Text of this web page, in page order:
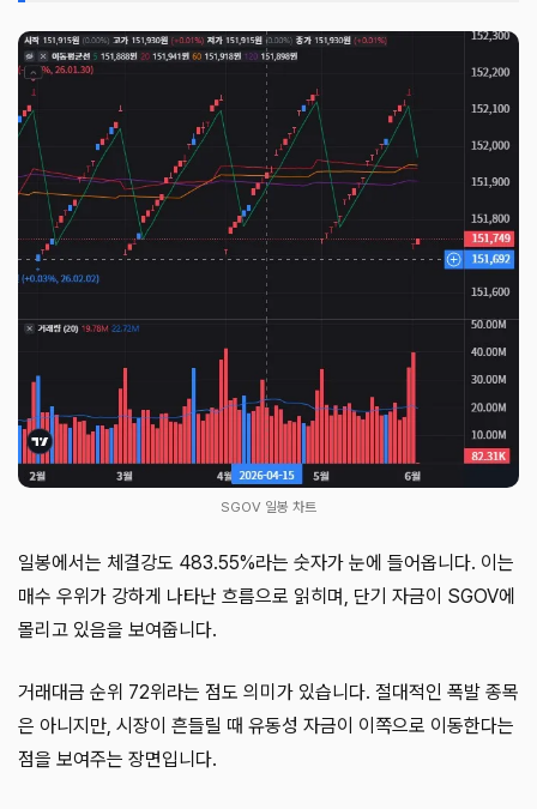
SGOV 일봉 차트
일봉에서는 체결강도 483.55%라는 숫자가 눈에 들어옵니다. 이는
매수 우위가 강하게 나타난 흐름으로 읽히며, 단기 자금이 SGOV에
몰리고 있음을 보여줍니다.
거래대금 순위 72위라는 점도 의미가 있습니다. 절대적인 폭발 종목
은 아니지만, 시장이 흔들릴 때 유동성 자금이 이쪽으로 이동한다는
점을 보여주는 장면입니다.